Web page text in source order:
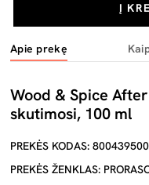
Į
Apie prekę
Wood & Spice
skutimosi, 100 ml
PREKĖS KODAS:
PREKĖS ŽENKLAS: